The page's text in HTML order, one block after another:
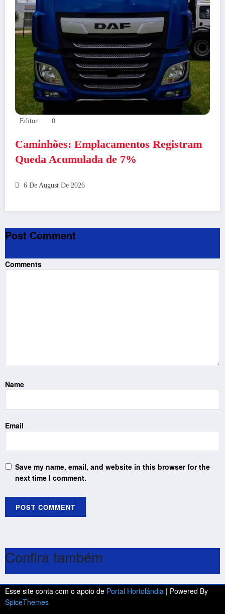
Editor 0
Caminhões: Emplacamentos Registram
Queda Acumulada de 7%
6 De August De 2026
Post Comment
Comments
Name
Email
Save my name, email, and website in this browser for the
next time I comment.
Confira também
Esse site conta com o apoio de Portal Hortolândia | Powered By
SpiceThemes